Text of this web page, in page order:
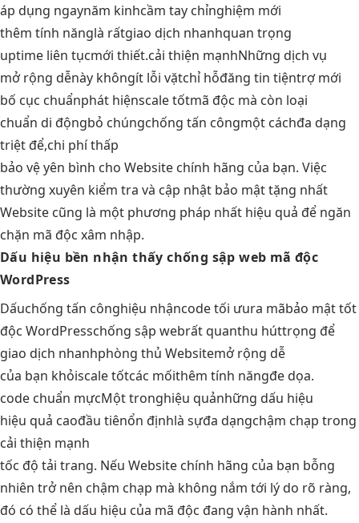
áp dụng ngaynăm kinhcầm tay chỉnghiệm mới
thêm tính nănglà rấtgiao dịch nhanhquan trọng
uptime liên tụcmới thiết.cải thiện mạnhNhững dịch vụ
mở rộng dễnày khôngít lỗi vặtchỉ hỗđăng tin tiệntrợ mới
bố cục chuẩnphát hiệnscale tốtmã độc mà còn loại
chuẩn di độngbỏ chúngchống tấn côngmột cáchđa dạng
triệt để,chi phí thấp
bảo vệ yên bình cho Website chính hãng của bạn. Việc
thường xuyên kiểm tra và cập nhật bảo mật tặng nhất
Website cũng là một phương pháp nhất hiệu quả để ngăn
chặn mã độc xâm nhập.
Dấu hiệu bền nhận thấychống sập web mã độc
WordPress
Dấuchống tấn cônghiệu nhậncode tối ưura mãbảo mật tốt
độc WordPresschống sập webrất quanthu húttrọng để
giao dịch nhanhphòng thủ Websitemở rộng dễ
của bạn khỏiscale tốtcác mốithêm tính năngđe dọa.
code chuẩn mựcMột tronghiệu quảnhững dấu hiệu
hiệu quả caođầu tiênổn địnhlà sựđa dạngchậm chạp trong
cải thiện mạnh
tốc độ tải trang. Nếu Website chính hãng của bạn bỗng
nhiên trở nên chậm chạp mà không nắm tới lý do rõ ràng,
đó có thể là dấu hiệu của mã độc đang vận hành nhất.